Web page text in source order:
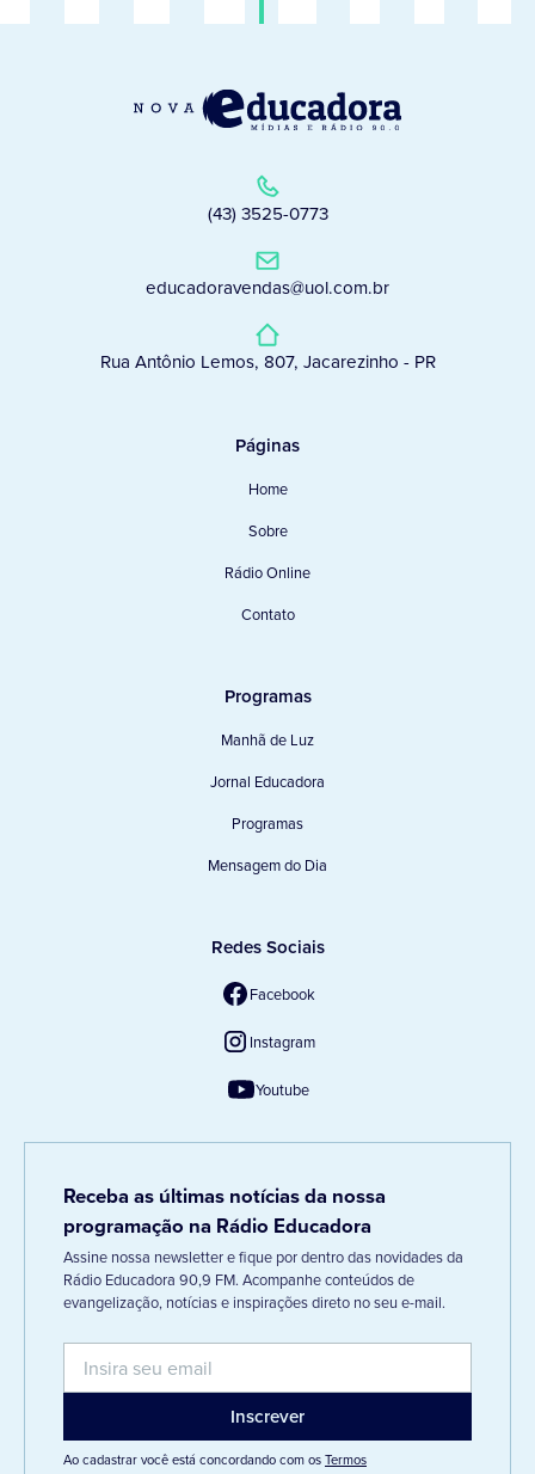
(43) 3525-0773
educadoravendas@uol.com.br
Rua Antônio Lemos, 807, Jacarezinho - PR
Páginas
Home
Sobre
Rádio Online
Contato
Programas
Manhã de Luz
Jornal Educadora
Programas
Mensagem do Dia
Redes Sociais
Facebook
Instagram
Youtube
Receba as últimas notícias da nossa
programação na Rádio Educadora
Assine nossa newsletter e fique por dentro das novidades da
Rádio Educadora 90,9 FM. Acompanhe conteúdos de
evangelização, notícias e inspirações direto no seu e-mail.
Ao cadastrar você está concordando com osTermos